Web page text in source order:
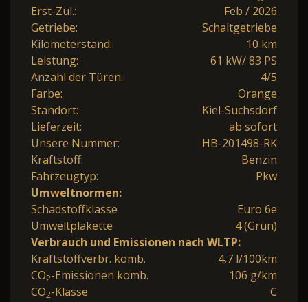
Erst-Zul.:
Feb / 2026
Getriebe:
Schaltgetriebe
Kilometerstand:
10 km
Leistung:
61 kW/ 83 PS
Anzahl der Türen:
4/5
Farbe:
Orange
Standort:
Kiel-Suchsdorf
Lieferzeit:
ab sofort
Unsere Nummer:
HB-201498-RK
Kraftstoff:
Benzin
Fahrzeugtyp:
Pkw
Umweltnormen:
Schadstoffklasse
Euro 6e
Umweltplakette
4 (Grün)
Verbrauch und Emissionen nach WLTP:
Kraftstoffverbr. komb.
4,7 l/100km
CO2-Emissionen komb.
106 g/km
CO2-Klasse C